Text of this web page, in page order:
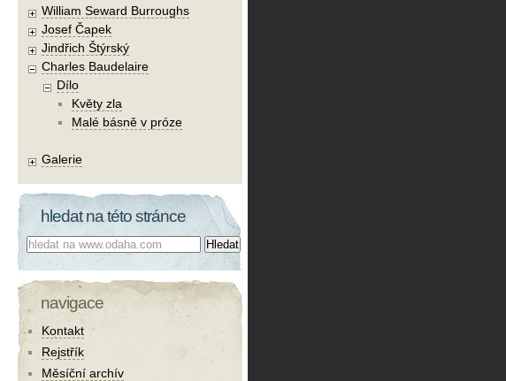
William Seward Burroughs
Josef Čapek
Jindřich Štýrský
Charles Baudelaire
Dílo
Květy zla
Malé básně v próze
Galerie
hledat na této stránce
Co hledat:
navigace
Kontakt
Rejstřík
Měsíční archív